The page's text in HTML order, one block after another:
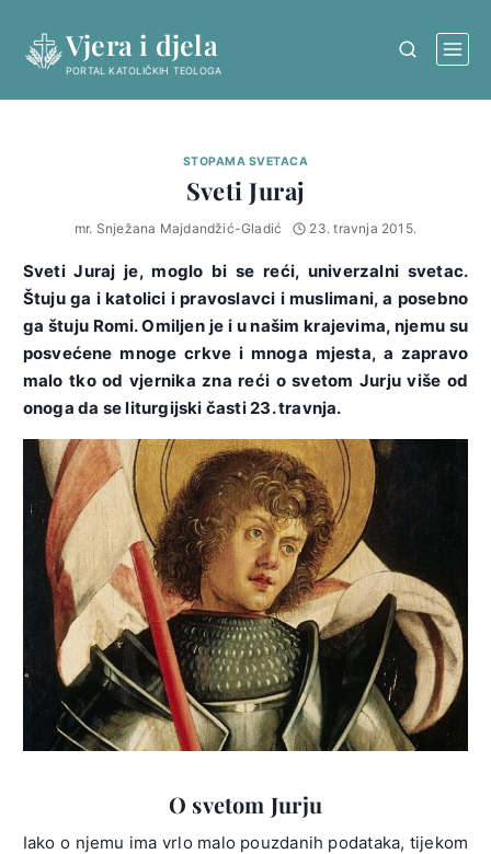
content
Vjera i djela
PORTAL KATOLIČKIH TEOLOGA
STOPAMA SVETACA
Sveti Juraj
mr. Snježana Majdandžić-Gladić 23. travnja 2015.
Sveti Juraj je, moglo bi se reći, univerzalni svetac.
Štuju ga i katolici i pravoslavci i muslimani, a posebno
ga štuju Romi. Omiljen je i u našim krajevima, njemu su
posvećene mnoge crkve i mnoga mjesta, a zapravo
malo tko od vjernika zna reći o svetom Jurju više od
onoga da se liturgijski časti 23. travnja.
O svetom Jurju
Iako o njemu ima vrlo malo pouzdanih podataka, tijekom